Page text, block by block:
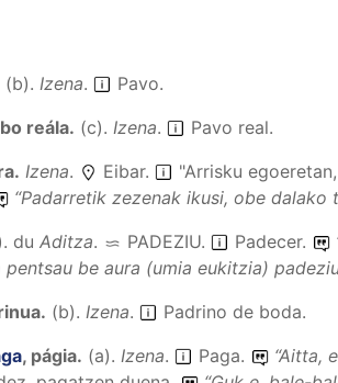
(b). Izena.
Pavo.
reála. (c). Izena.
Pavo real.
. Izena. Eibar.
"Arrisku
“Padarretik zezenak ikusi, obe
du Aditza. PADEZIU. Padecer.
pentsau be aura (umia eukitzia)
. (b). Izena.
Padrino de boda.
, págia. (a). Izena. Paga. “Aitta,